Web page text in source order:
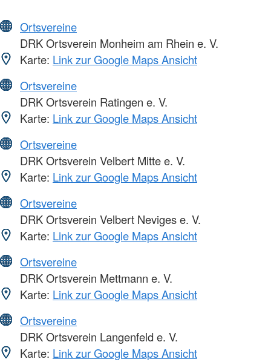
Ortsvereine
DRK Ortsverein Monheim am Rhein e. V.
Karte: Link zur Google Maps Ansicht
Ortsvereine
DRK Ortsverein Ratingen e. V.
Karte: Link zur Google Maps Ansicht
Ortsvereine
DRK Ortsverein Velbert Mitte e. V.
Karte: Link zur Google Maps Ansicht
Ortsvereine
DRK Ortsverein Velbert Neviges e. V.
Karte: Link zur Google Maps Ansicht
Ortsvereine
DRK Ortsverein Mettmann e. V.
Karte: Link zur Google Maps Ansicht
Ortsvereine
DRK Ortsverein Langenfeld e. V.
Karte: Link zur Google Maps Ansicht